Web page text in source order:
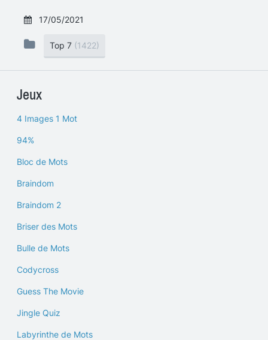
17/05/2021
Top 7 (1422)
Jeux
4 Images 1 Mot
94%
Bloc de Mots
Braindom
Braindom 2
Briser des Mots
Bulle de Mots
Codycross
Guess The Movie
Jingle Quiz
Labyrinthe de Mots